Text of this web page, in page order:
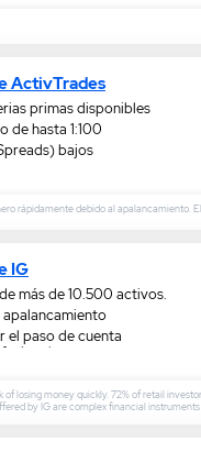
ActivTrades
primas disponibles
de hasta 1:100
bajos
rápidamente debido al
IG
más de 10.500 activos.
el paso de cuenta
losing money quickly. 72% of retail
by IG are complex financial